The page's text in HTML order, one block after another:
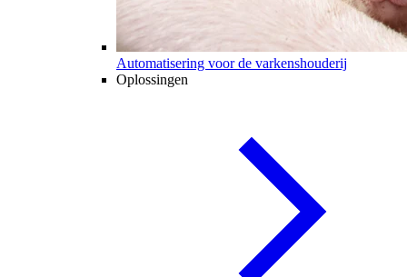
Automatisering voor de varkenshouderij
Oplossingen